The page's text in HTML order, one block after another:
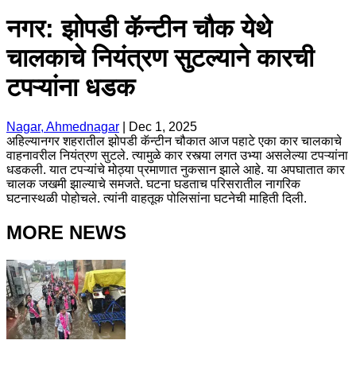
नगर: झोपडी कॅन्टीन चौक येथे
चालकाचे नियंत्रण सुटल्याने कारची
टपऱ्यांना धडक
Nagar, Ahmednagar
Dec 1, 2025
अहिल्यानगर शहरातील झोपडी कॅन्टीन चौकात आज पहाटे एका कार चालकाचे
वाहनावरील नियंत्रण सुटले. त्यामुळे कार रस्त्या लगत उभ्या असलेल्या टपऱ्यांना
धडकली. यात टपऱ्यांचे मोठ्या प्रमाणात नुकसान झाले आहे. या अपघातात कार
चालक जखमी झाल्याचे समजते. घटना घडताच परिसरातील नागरिक
घटनास्थळी पोहोचले. त्यांनी वाहतूक पोलिसांना घटनेची माहिती दिली.
MORE NEWS